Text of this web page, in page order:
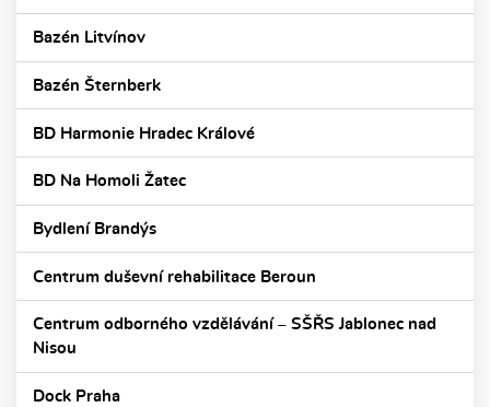
Bazén Litvínov
Bazén Šternberk
BD Harmonie Hradec Králové
BD Na Homoli Žatec
Bydlení Brandýs
Centrum duševní rehabilitace Beroun
Centrum odborného vzdělávání – SŠŘS Jablonec nad
Nisou
Dock Praha